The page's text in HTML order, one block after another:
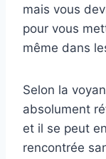
mais vous
pour vous
même dans
Selon la
absolument
et il se peut
rencontrée